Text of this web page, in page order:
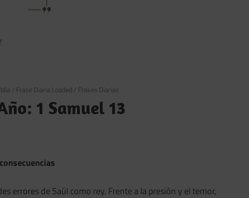
/ Frase Diaria Loaded / Frases Diarias
1 Samuel 13
errores de Saúl como rey. Frente a la presión y el temor,